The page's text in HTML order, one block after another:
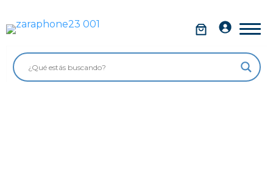
contenidoMóviles
Impolutos